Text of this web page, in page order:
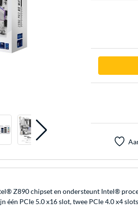
Z890 chipset en ondersteunt Intel®
PCIe 5.0 x16 slot, twee PCIe 4.0 x4